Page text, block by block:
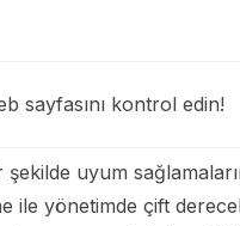
sayfasını kontrol edin!
uyum
yönetimde çift